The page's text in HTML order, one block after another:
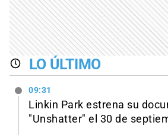
LO ÚLTIMO
09:31
Linkin Park estrena su
"Unshatter" el 30 de